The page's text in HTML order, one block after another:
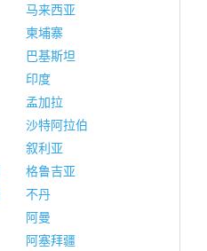
马来西亚
柬埔寨
巴基斯坦
印度
孟加拉
沙特阿拉伯
叙利亚
格鲁吉亚
不丹
阿曼
阿塞拜疆